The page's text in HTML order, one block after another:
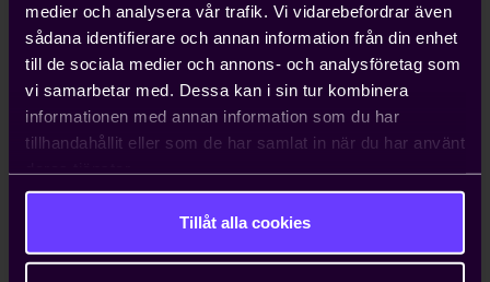
medier och analysera vår trafik. Vi vidarebefordrar även
sådana identifierare och annan information från din enhet
till de sociala medier och annons- och analysföretag som
vi samarbetar med. Dessa kan i sin tur kombinera
informationen med annan information som du har
tillhandahållit eller som de har samlat in när du har använt
Tillåt alla cookies
Vi bedriver påverkans- och
opinionsarbete i Sverige och EU för att
ta tillvara våra medlemmars intressen.
Genom oss har du möjlighet att påverka
beslut som du som enskilt företag i
vanliga fall bara får ta konsekvenserna av.
Kontakta oss